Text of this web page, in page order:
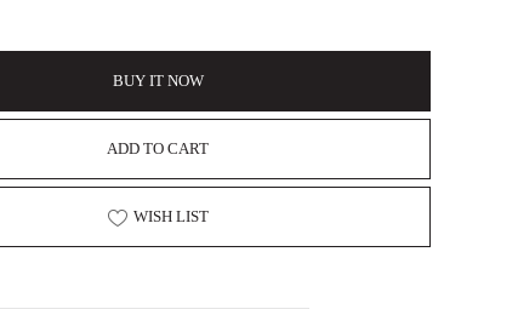
BUY IT NOW
ADD TO CART
WISH LIST